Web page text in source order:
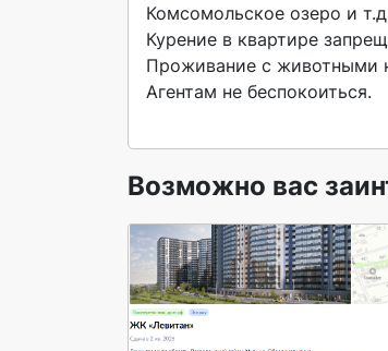
Комсомольское озеро и
Курение в квартире
Проживание с животными
Агентам не беспокоиться.
Возможно вас